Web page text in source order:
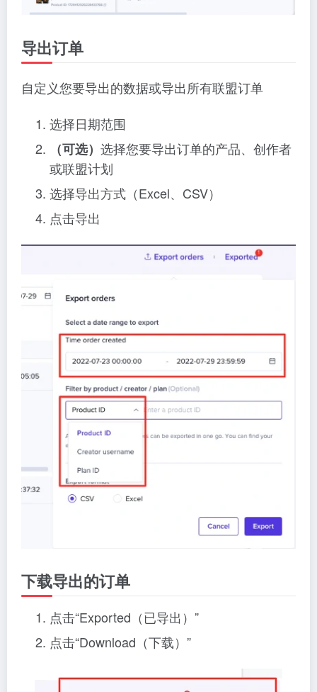
导出订单
自定义您要导出的数据或导出所有联盟订单
选择日期范围
（可选） 选择您要导出订单的产品、创作者
或联盟计划
选择导出方式（Excel、CSV）
点击导出
下载导出的订单
点击“Exported（已导出）”
点击“Download（下载）”